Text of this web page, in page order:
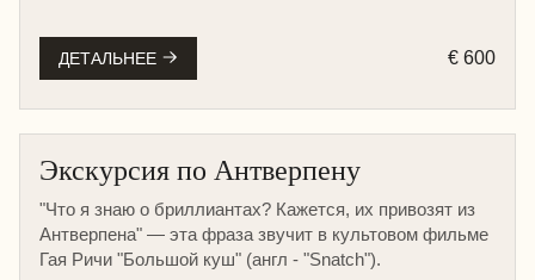
ДЕТАЛЬНЕЕ € 600
Экскурсия по Антверпену
"Что я знаю о бриллиантах? Кажется, их привозят из
Антверпена" — эта фраза звучит в культовом фильме
Гая Ричи "Большой куш" (англ - "Snatch").